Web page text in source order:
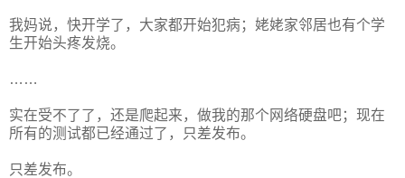
我妈说，快开学了，大家都开始犯病；姥姥家邻居也有个学
生开始头疼发烧。
……
实在受不了了，还是爬起来，做我的那个网络硬盘吧；现在
所有的测试都已经通过了，只差发布。
只差发布。